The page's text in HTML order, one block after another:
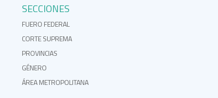
SECCIONES
FUERO FEDERAL
CORTE SUPREMA
PROVINCIAS
GÉNERO
ÁREA METROPOLITANA